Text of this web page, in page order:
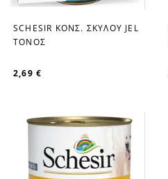
favorite_border
SCHESIR ΚΟΝΣ. ΣΚΥΛOY JEL
ΤΟΝΟΣ
2,69 €